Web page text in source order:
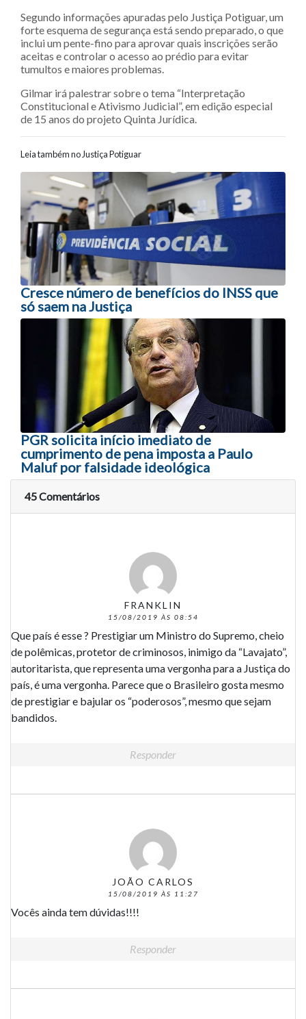
Segundo informações apuradas pelo Justiça Potiguar, um
forte esquema de segurança está sendo preparado, o que
inclui um pente-fino para aprovar quais inscrições serão
aceitas e controlar o acesso ao prédio para evitar
tumultos e maiores problemas.
Gilmar irá palestrar sobre o tema “Interpretação
Constitucional e Ativismo Judicial”, em edição especial
de 15 anos do projeto Quinta Jurídica.
Leia também no Justiça Potiguar
Navegação entre posts
Cresce número de benefícios do INSS que
só saem na Justiça
PGR solicita início imediato de
cumprimento de pena imposta a Paulo
Maluf por falsidade ideológica
45 Comentários
FRANKLIN
15/08/2019 ÀS 08:54
Que país é esse ? Prestigiar um Ministro do Supremo, cheio
de polêmicas, protetor de criminosos, inimigo da “Lavajato”,
autoritarista, que representa uma vergonha para a Justiça do
país, é uma vergonha. Parece que o Brasileiro gosta mesmo
de prestigiar e bajular os “poderosos”, mesmo que sejam
bandidos.
Responder
JOÃO CARLOS
15/08/2019 ÀS 11:27
Vocês ainda tem dúvidas!!!!
Responder